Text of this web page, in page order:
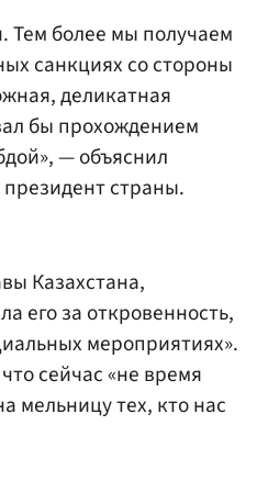
Тем более мы получаем
санкциях со стороны
деликатная
бы прохождением
— объяснил
страны.
Казахстана,
его за откровенность,
мероприятиях».
сейчас «не время
мельницу тех, кто нас